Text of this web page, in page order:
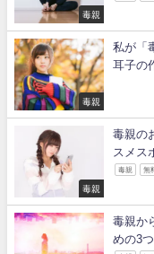
毒親
毒親
私が「
耳子の
毒親
毒親の
スメス
毒親 無
毒親か
めの3